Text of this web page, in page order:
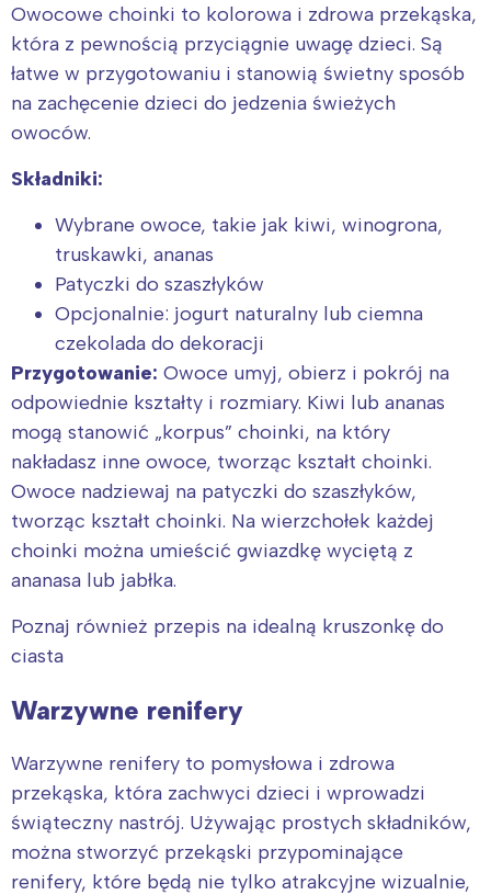
Owocowe choinki to kolorowa i zdrowa przekąska,
która z pewnością przyciągnie uwagę dzieci. Są
łatwe w przygotowaniu i stanowią świetny sposób
na zachęcenie dzieci do jedzenia świeżych
owoców.
Składniki:
Wybrane owoce, takie jak kiwi, winogrona,
truskawki, ananas
Patyczki do szaszłyków
Opcjonalnie: jogurt naturalny lub ciemna
czekolada do dekoracji
Przygotowanie: Owoce umyj, obierz i pokrój na
odpowiednie kształty i rozmiary. Kiwi lub ananas
mogą stanowić „korpus” choinki, na który
nakładasz inne owoce, tworząc kształt choinki.
Owoce nadziewaj na patyczki do szaszłyków,
tworząc kształt choinki. Na wierzchołek każdej
choinki można umieścić gwiazdkę wyciętą z
ananasa lub jabłka.
Poznaj również przepis na idealną kruszonkę do
ciasta
Warzywne renifery
Warzywne renifery to pomysłowa i zdrowa
przekąska, która zachwyci dzieci i wprowadzi
świąteczny nastrój. Używając prostych składników,
można stworzyć przekąski przypominające
renifery, które będą nie tylko atrakcyjne wizualnie,
Interesują mnie wydarzenia z
Łódź
Trójmiasto
Poznań
Wrocław
Kraków
Południe
Północ
Wszystkie